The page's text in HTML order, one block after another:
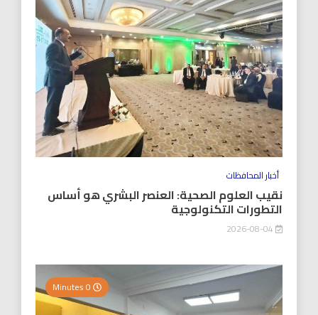
أخبار المحافظات
نقيب العلوم الصحية: العنصر البشري هو أساس
التطورات التكنولوجية